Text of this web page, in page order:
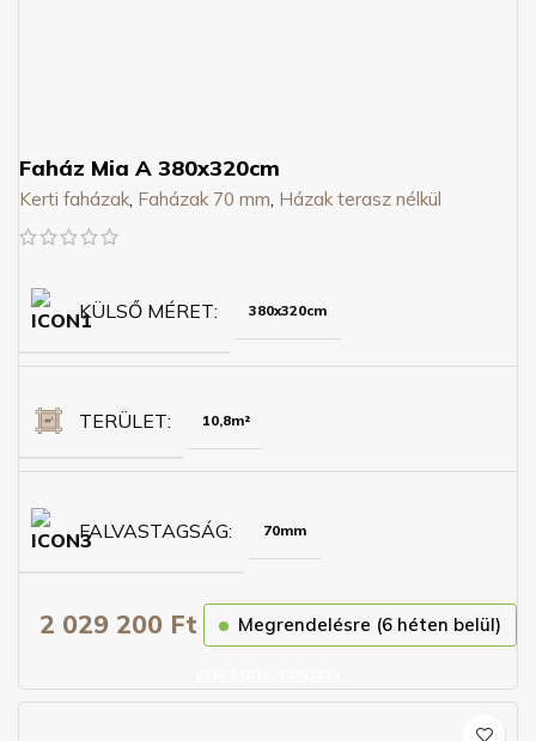
Faház Mia A 380x320cm
Kerti faházak, Faházak 70 mm, Házak terasz nélkül
KÜLSŐ MÉRET 380x320cm
TERÜLET 10,8m²
FALVASTAGSÁG 70mm
2 029 200 Ft Megrendelésre (6 héten belül)